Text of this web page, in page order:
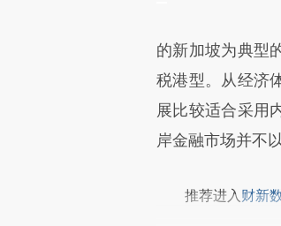
的新加坡为典型
税港型。从经济
展比较适合采用
岸金融市场并不
推荐进入 财新